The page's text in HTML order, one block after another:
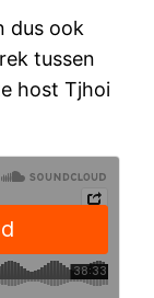
dus ook
tussen
host Tjhoi